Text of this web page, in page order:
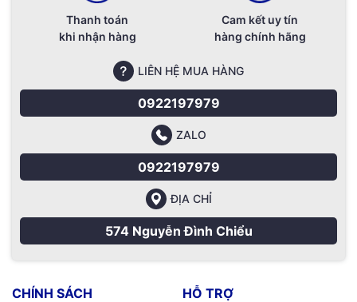
Thanh toán
khi nhận hàng
Cam kết uy tín
hàng chính hãng
LIÊN HỆ MUA HÀNG
0922197979
ZALO
0922197979
ĐỊA CHỈ
574 Nguyễn Đình Chiểu
CHÍNH SÁCH HỖ TRỢ